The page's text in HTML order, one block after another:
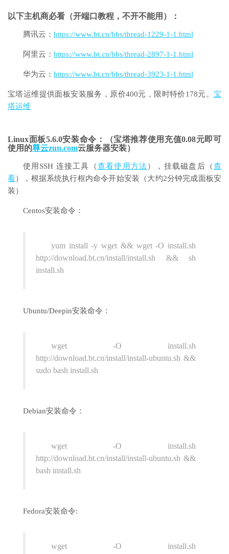
以下主机商必看（开端口教程，不开不能用）：
腾讯云： https://www.bt.cn/bbs/thread-1229-1-1.html
阿里云： https://www.bt.cn/bbs/thread-2897-1-1.html
华为云： https://www.bt.cn/bbs/thread-3923-1-1.html
宝塔运维提供面板安装服务，原价400元，限时特价178元。 宝
塔运维
Linux面板5.6.0安装命令：（宝塔推荐使用充值0.08元即可
使用的尊云zun.com云服务器安装）
使用SSH 连接工具（查看使用方法），挂载磁盘后（查
看），根据系统执行框内命令开始安装（大约2分钟完成面板安
装）
Centos安装命令：
yum install -y wget && wget -O install.sh
http://download.bt.cn/install/install.sh && sh
install.sh
Ubuntu/Deepin安装命令：
wget -O install.sh
http://download.bt.cn/install/install-ubuntu.sh &&
sudo bash install.sh
Debian安装命令：
wget -O install.sh
http://download.bt.cn/install/install-ubuntu.sh &&
bash install.sh
Fedora安装命令:
wget -O install.sh